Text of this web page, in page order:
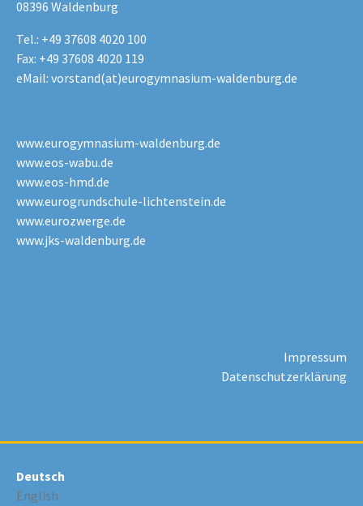
08396 Waldenburg
Tel.: +49 37608 4020 100
Fax: +49 37608 4020 119
eMail: vorstand(at)eurogymnasium-waldenburg.de
www.eurogymnasium-waldenburg.de
www.eos-wabu.de
www.eos-hmd.de
www.eurogrundschule-lichtenstein.de
www.eurozwerge.de
www.jks-waldenburg.de
Impressum
Datenschutzerklärung
Deutsch
English